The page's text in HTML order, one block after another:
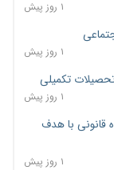
۱ روز پیش
۱ روز پیش
تحصیلات تکمیلی
۱ روز پیش
قانونی با هدف
۱ روز پیش